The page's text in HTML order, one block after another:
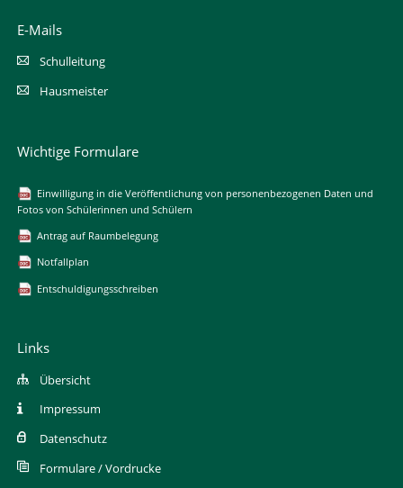
E-Mails
Schulleitung
Hausmeister
Wichtige Formulare
Einwilligung in die Veröffentlichung von personenbezogenen Daten und
Fotos von Schülerinnen und Schülern
Antrag auf Raumbelegung
Notfallplan
Entschuldigungsschreiben
Links
Übersicht
Impressum
Datenschutz
Formulare / Vordrucke